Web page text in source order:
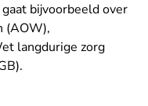
bijvoorbeeld over
(AOW),
langdurige zorg